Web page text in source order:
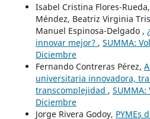
Isabel Cristina Flores-
Méndez, Beatriz Virginia
Manuel Espinosa-Delgado ,
innovar mejor? , SUMMA:
Diciembre
Fernando Contreras Pérez,
universitaria innovadora,
transcomplejidad , SUMMA:
Diciembre
Jorge Rivera Godoy, PYMEs